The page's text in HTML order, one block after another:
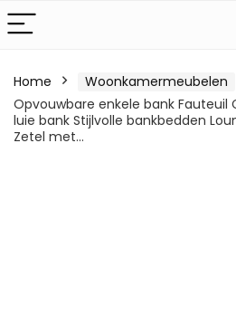
Home Woonkamermeubelen
Opvouwbare enkele bank
luie bank Stijlvolle bankbedden
Zetel met…